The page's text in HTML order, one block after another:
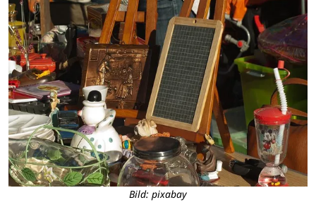
Bild: pixabay